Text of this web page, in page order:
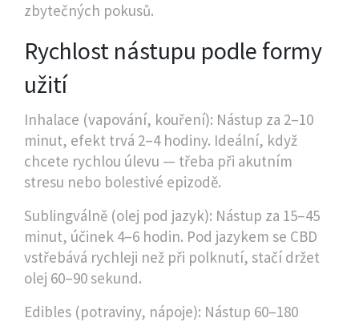
zbytečných pokusů.
Rychlost nástupu podle formy
užití
Inhalace (vapování, kouření): Nástup za 2–10
minut, efekt trvá 2–4 hodiny. Ideální, když
chcete rychlou úlevu — třeba při akutním
stresu nebo bolestivé epizodě.
Sublingválně (olej pod jazyk): Nástup za 15–45
minut, účinek 4–6 hodin. Pod jazykem se CBD
vstřebává rychleji než při polknutí, stačí držet
olej 60–90 sekund.
Edibles (potraviny, nápoje): Nástup 60–180